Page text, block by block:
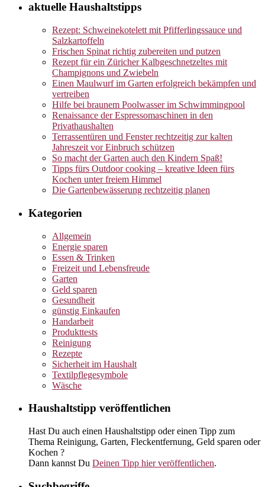
aktuelle Haushaltstipps
Rezept: Schweinekotelett mit Pfifferlingssauce und
Salzkartoffeln
Frischen Spinat richtig zubereiten und putzen
Rezept für ein Züricher Kalbgeschnetzeltes mit
Champignons und Zwiebeln
Einen Maulwurf im Garten erfolgreich bekämpfen und
vertreiben
Hilfe bei braunem Poolwasser im Schwimmingpool
Renaissance der Espressomaschinen in den
Privathaushalten
Terrassentüren und Fenster rechtzeitig zur kalten
Jahreszeit vor Einbruch schützen
So macht der Garten auch den Kindern Spaß!
Tipps fürs Outdoor cooking – kreative Ideen fürs
Kochen unter freiem Himmel
Die Gartenbewässerung rechtzeitig planen
Kategorien
Allgemein
Energie sparen
Essen & Trinken
Freizeit und Lebensfreude
Garten
Geld sparen
Gesundheit
günstig Einkaufen
Handarbeit
Produkttests
Reinigung
Rezepte
Sicherheit im Haushalt
Textilpflegesymbole
Wäsche
Haushaltstipp veröffentlichen
Hast Du auch einen Haushaltstipp oder einen Tipp zum
Thema Reinigung, Garten, Fleckentfernung, Geld sparen oder
Kochen ?
Dann kannst Du Deinen Tipp hier veröffentlichen.